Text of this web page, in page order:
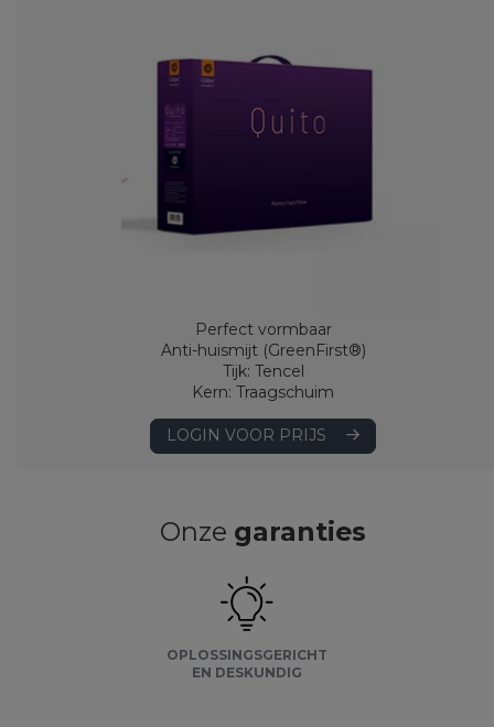
Perfect vormbaar
Anti-huismijt (GreenFirst®)
Tijk: Tencel
Kern: Traagschuim
LOGIN VOOR PRIJS
Onze garanties
OPLOSSINGSGERICHT
EN DESKUNDIG